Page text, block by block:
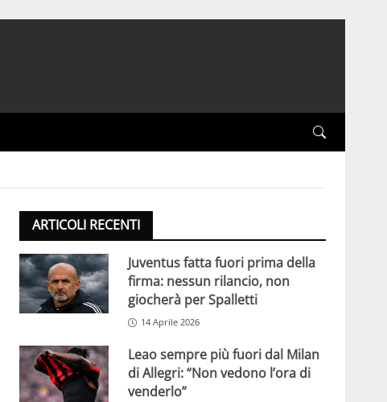
ARTICOLI RECENTI
Juventus fatta fuori prima della
firma: nessun rilancio, non
giocherà per Spalletti
14 Aprile 2026
Leao sempre più fuori dal Milan
di Allegri: “Non vedono l’ora di
venderlo”